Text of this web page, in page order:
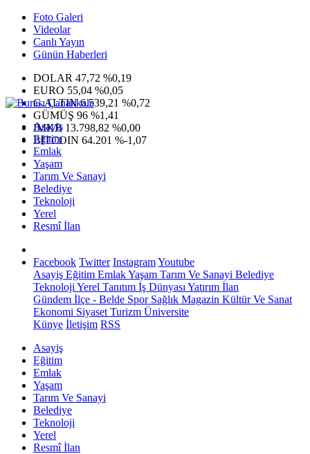
Foto Galeri
Videolar
Canlı Yayın
Günün Haberleri
DOLAR 47,72 %0,19
EURO 55,04 %0,05
G.ALTIN6.539,21 %0,72
GÜMÜŞ 96 %1,41
IMKB 13.798,82 %0,00
BITCOIN 64.201 %-1,07
Asayiş
Eğitim
Emlak
Yaşam
Tarım Ve Sanayi
Belediye
Teknoloji
Yerel
Resmî İlan
Facebook Twitter InstagramYoutube
Asayiş Eğitim EmlakYaşam Tarım Ve Sanayi Belediye
Teknoloji Yerel Tanıtım İş Dünyası Yatırım İlan
Gündem İlçe - Belde SporSağlık Magazin Kültür Ve Sanat
Ekonomi Siyaset Turizm Üniversite
Künye İletişim RSS
Asayiş
Eğitim
Emlak
Yaşam
Tarım Ve Sanayi
Belediye
Teknoloji
Yerel
Resmî İlan